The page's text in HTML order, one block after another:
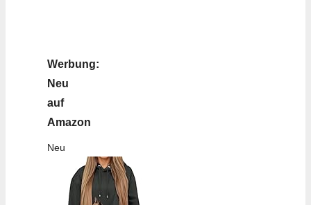
Werbung:
Neu
auf
Amazon
Neu